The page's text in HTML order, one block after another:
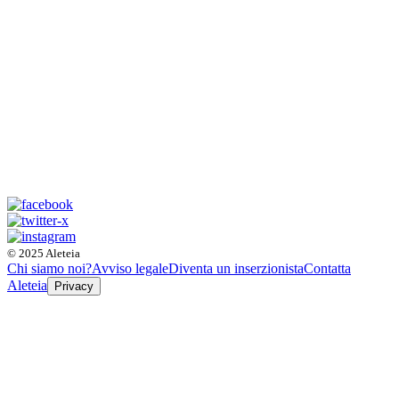
© 2025 Aleteia
Chi siamo noi?Avviso legaleDiventa un inserzionistaContatta
Aleteia
Privacy